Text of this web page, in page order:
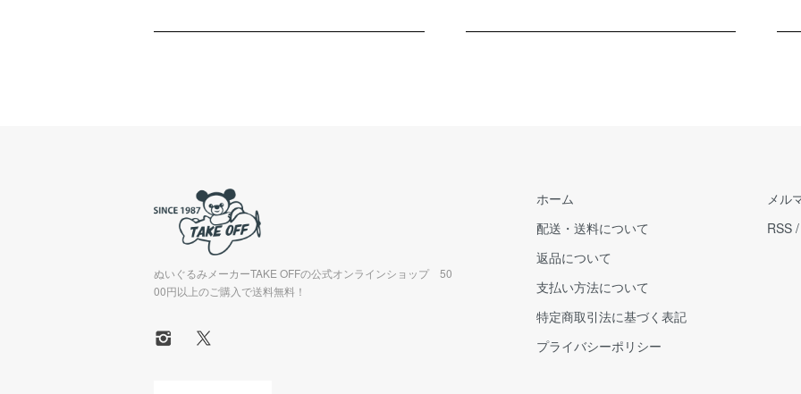
ぬいぐるみメーカーTAKE OFFの公式オンラインショップ 50
00円以上のご購入で送料無料！
ホーム
配送・送料について
返品について
支払い方法について
特定商取引法に基づく表記
プライバシーポリシー
メル
RSS /